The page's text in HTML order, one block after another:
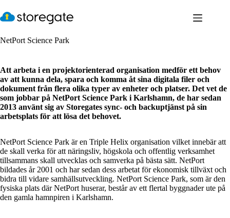
till
innehåll
NetPort Science Park
Att arbeta i en projektorienterad organisation medför ett behov
av att kunna dela, spara och komma åt sina digitala filer och
dokument från flera olika typer av enheter och platser. Det vet de
som jobbar på NetPort Science Park i Karlshamn, de har sedan
2013 använt sig av Storegates sync- och backuptjänst på sin
arbetsplats för att lösa det behovet.
NetPort Science Park är en Triple Helix organisation vilket innebär att
de skall verka för att näringsliv, högskola och offentlig verksamhet
tillsammans skall utvecklas och samverka på bästa sätt. NetPort
bildades år 2001 och har sedan dess arbetat för ekonomisk tillväxt och
bidra till vidare samhällsutveckling. NetPort Science Park, som är den
fysiska plats där NetPort huserar, består av ett flertal byggnader ute på
den gamla hamnpiren i Karlshamn.